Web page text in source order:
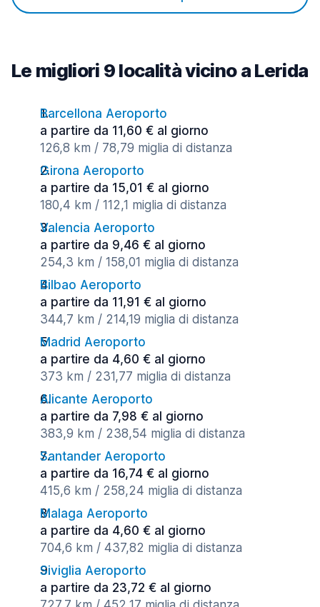
Le migliori 9 località vicino a Lerida
Barcellona Aeroporto
a partire da 11,60 € al giorno
126,8 km / 78,79 miglia di distanza
Girona Aeroporto
a partire da 15,01 € al giorno
180,4 km / 112,1 miglia di distanza
Valencia Aeroporto
a partire da 9,46 € al giorno
254,3 km / 158,01 miglia di distanza
Bilbao Aeroporto
a partire da 11,91 € al giorno
344,7 km / 214,19 miglia di distanza
Madrid Aeroporto
a partire da 4,60 € al giorno
373 km / 231,77 miglia di distanza
Alicante Aeroporto
a partire da 7,98 € al giorno
383,9 km / 238,54 miglia di distanza
Santander Aeroporto
a partire da 16,74 € al giorno
415,6 km / 258,24 miglia di distanza
Malaga Aeroporto
a partire da 4,60 € al giorno
704,6 km / 437,82 miglia di distanza
Siviglia Aeroporto
a partire da 23,72 € al giorno